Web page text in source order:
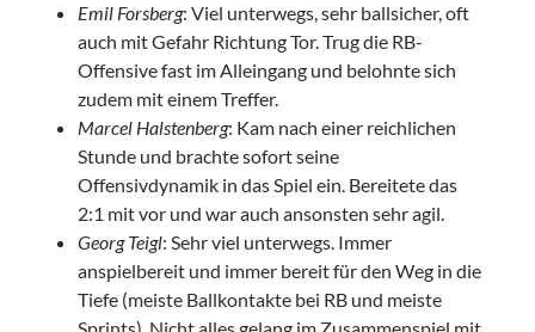
Emil Forsberg: Viel unterwegs, sehr ballsicher, oft
auch mit Gefahr Richtung Tor. Trug die RB-
Offensive fast im Alleingang und belohnte sich
zudem mit einem Treffer.
Marcel Halstenberg: Kam nach einer reichlichen
Stunde und brachte sofort seine
Offensivdynamik in das Spiel ein. Bereitete das
2:1 mit vor und war auch ansonsten sehr agil.
Georg Teigl: Sehr viel unterwegs. Immer
anspielbereit und immer bereit für den Weg in die
Tiefe (meiste Ballkontakte bei RB und meiste